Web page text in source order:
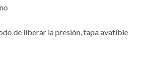
de liberar la presión, tapa avatible